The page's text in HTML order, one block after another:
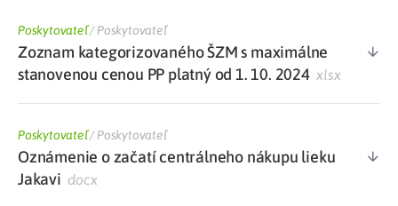
Poskytovateľ/Poskytovateľ
Zoznam kategorizovaného ŠZM s maximálne
stanovenou cenou PP platný od 1. 10. 2024xlsx
Poskytovateľ/Poskytovateľ
Oznámenie o začatí centrálneho nákupu lieku
Jakavi docx